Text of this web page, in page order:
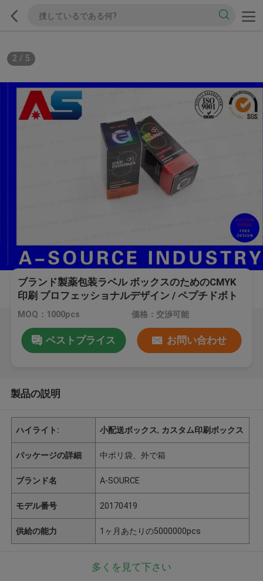
2/ 5
ブランド製薬包装ラベル ボックスのためのCMYK
印刷 プロフェッショナルデザイン / ペプチドボト
ル
MOQ：1000pcs 価格：交渉可能
ベストプライス お問い合わせ
製品の説明
ハイライト: 小配送ボックス, カスタム印刷ボックス
パッケージの詳細 中ポリ袋、外で箱
ブランド名 A-SOURCE
モデル番号 20170419
供給の能力 1ヶ月あたりの5000000pcs
多くを見て下さい